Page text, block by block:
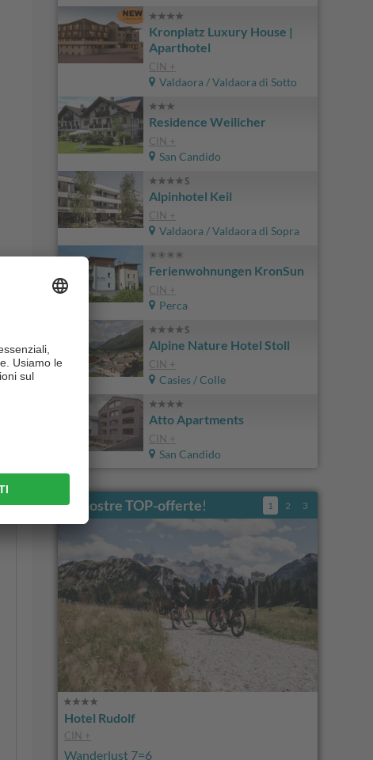
Kronplatz Luxury House |
Aparthotel
CIN +
Valdaora / Valdaora di Sotto
Residence Weilicher
CIN +
San Candido
Alpinhotel Keil
CIN +
Valdaora / Valdaora di Sopra
Ferienwohnungen KronSun
CIN +
Perca
Alpine Nature Hotel Stoll
CIN +
Casies / Colle
Atto Apartments
CIN +
San Candido
Le nostre TOP-offerte!
Hotel Rudolf
CIN +
Wanderlust 7=6
1 2 3